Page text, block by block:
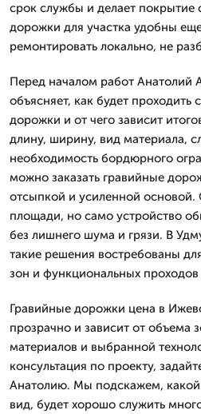
срок службы и делает покрытие
дорожки для участка удобны
ремонтировать локально, не
Перед началом работ Анатолий
объясняет, как будет проходить
дорожки и от чего зависит
длину, ширину, вид материала,
необходимость бордюрного
можно заказать гравийные
отсыпкой и усиленной основой.
площади, но само устройство
без лишнего шума и грязи. В
такие решения востребованы
зон и функциональных
Гравийные дорожки цена в
прозрачно и зависит от объема
материалов и выбранной
консультация по проекту,
Анатолию. Мы подскажем, какой
вид, будет хорошо служить